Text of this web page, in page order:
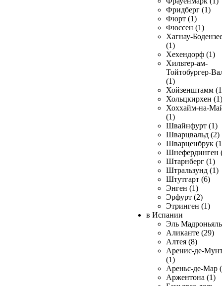
Фридберг (1)
Фюрт (1)
Фюссен (1)
Хагнау-
(1)
Хехендорф (1)
Хильтер-ам-
Тойтобургер-
(1)
Хойзенштамм
Хольцкирхен (1)
Хоххайм-на-
(1)
Швайнфурт (1)
Шварцвальд (2)
Шварценбрук
Шнефердинген
Штарнберг (1)
Штральзунд (1)
Штутгарт (6)
Энген (1)
Эрфурт (2)
Этринген (1)
в Испании
Эль
Аликанте (29)
Алтея (8)
Аренис-де-
(1)
Ареньс-де-Мар
Аржентона (1)